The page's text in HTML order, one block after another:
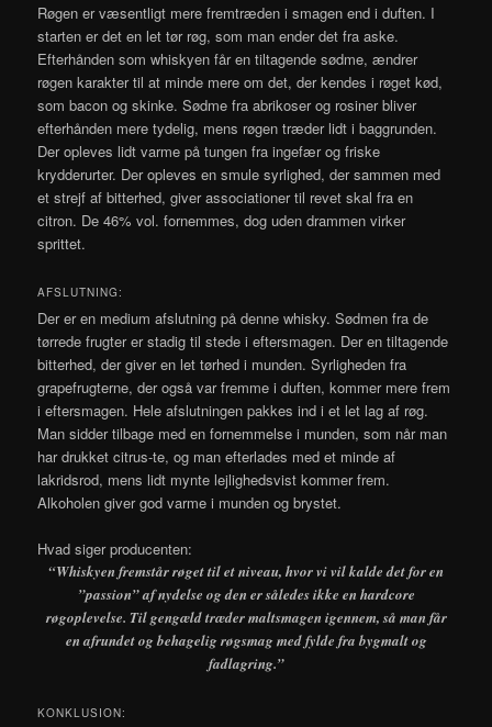
Røgen er væsentligt mere fremtræden i smagen end i duften. I
starten er det en let tør røg, som man ender det fra aske.
Efterhånden som whiskyen får en tiltagende sødme, ændrer
røgen karakter til at minde mere om det, der kendes i røget kød,
som bacon og skinke. Sødme fra abrikoser og rosiner bliver
efterhånden mere tydelig, mens røgen træder lidt i baggrunden.
Der opleves lidt varme på tungen fra ingefær og friske
krydderurter. Der opleves en smule syrlighed, der sammen med
et strejf af bitterhed, giver associationer til revet skal fra en
citron. De 46% vol. fornemmes, dog uden drammen virker
sprittet.
AFSLUTNING:
Der er en medium afslutning på denne whisky. Sødmen fra de
tørrede frugter er stadig til stede i eftersmagen. Der en tiltagende
bitterhed, der giver en let tørhed i munden. Syrligheden fra
grapefrugterne, der også var fremme i duften, kommer mere frem
i eftersmagen. Hele afslutningen pakkes ind i et let lag af røg.
Man sidder tilbage med en fornemmelse i munden, som når man
har drukket citrus-te, og man efterlades med et minde af
lakridsrod, mens lidt mynte lejlighedsvist kommer frem.
Alkoholen giver god varme i munden og brystet.
Hvad siger producenten:
“Whiskyen fremstår røget til et niveau, hvor vi vil kalde det for en
”passion” af nydelse og den er således ikke en hardcore
røgoplevelse. Til gengæld træder maltsmagen igennem, så man får
en afrundet og behagelig røgsmag med fylde fra bygmalt og
fadlagring.”
KONKLUSION: